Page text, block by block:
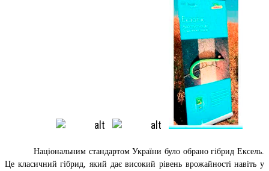
Національним стандартом України було обрано гібрид Ексель.
Це класичний гібрид, який дає високий рівень врожайності навіть у